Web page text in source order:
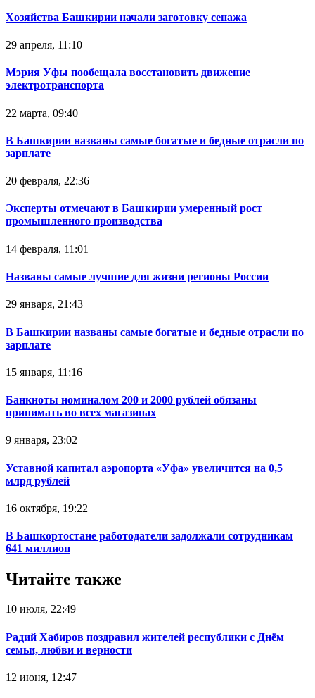
Хозяйства Башкирии начали заготовку сенажа
29 апреля, 11:10
Мэрия Уфы пообещала восстановить движение
электротранспорта
22 марта, 09:40
В Башкирии названы самые богатые и бедные отрасли по
зарплате
20 февраля, 22:36
Эксперты отмечают в Башкирии умеренный рост
промышленного производства
14 февраля, 11:01
Названы самые лучшие для жизни регионы России
29 января, 21:43
В Башкирии названы самые богатые и бедные отрасли по
зарплате
15 января, 11:16
Банкноты номиналом 200 и 2000 рублей обязаны
принимать во всех магазинах
9 января, 23:02
Уставной капитал аэропорта «Уфа» увеличится на 0,5
млрд рублей
16 октября, 19:22
В Башкортостане работодатели задолжали сотрудникам
641 миллион
Читайте также
10 июля, 22:49
Радий Хабиров поздравил жителей республики с Днём
семьи, любви и верности
12 июня, 12:47